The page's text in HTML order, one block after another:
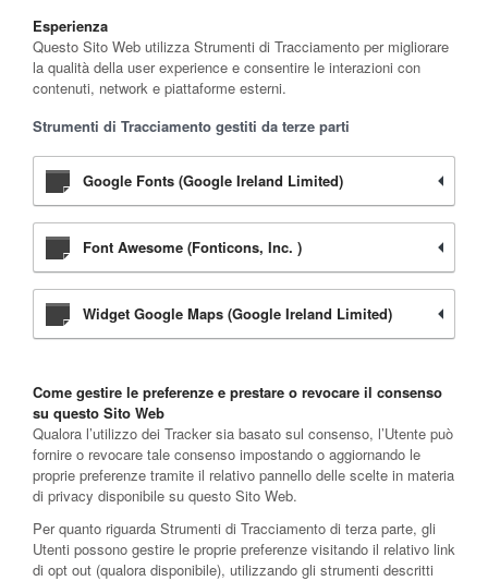
Esperienza
Questo Sito Web utilizza Strumenti di Tracciamento per migliorare
la qualità della user experience e consentire le interazioni con
contenuti, network e piattaforme esterni.
Strumenti di Tracciamento gestiti da terze parti
Google Fonts (Google Ireland Limited)
Font Awesome (Fonticons, Inc. )
Widget Google Maps (Google Ireland Limited)
Come gestire le preferenze e prestare o revocare il consenso
su questo Sito Web
Qualora l’utilizzo dei Tracker sia basato sul consenso, l’Utente può
fornire o revocare tale consenso impostando o aggiornando le
proprie preferenze tramite il relativo pannello delle scelte in materia
di privacy disponibile su questo Sito Web.
Per quanto riguarda Strumenti di Tracciamento di terza parte, gli
Utenti possono gestire le proprie preferenze visitando il relativo link
di opt out (qualora disponibile), utilizzando gli strumenti descritti